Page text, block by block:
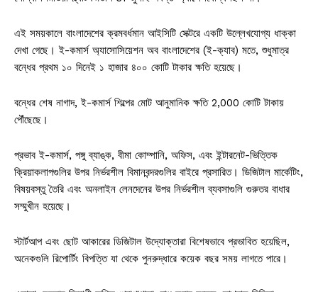
এই সময়কালে বাংলাদেশের ক্রমবর্ধমান আইসিটি সেক্টরে একটি উল্লেখযোগ্য ধাক্কা
দেখা গেছে। ই-কমার্স অ্যাসোসিয়েশন অব বাংলাদেশের (ই-ক্যাব) মতে, শুধুমাত্র
বন্ধের প্রথম ১০ দিনেই ১ হাজার ৪০০ কোটি টাকার ক্ষতি হয়েছে।
বন্ধের শেষ নাগাদ, ই-কমার্স শিল্পের মোট আনুমানিক ক্ষতি 2,000 কোটি টাকায়
পৌঁছেছে।
প্রভাব ই-কমার্স, পঙ্গু ব্যাঙ্ক, বীমা কোম্পানি, অফিস, এবং ইন্টারনেট-ভিত্তিক
ক্রিয়াকলাপগুলির উপর নির্ভরশীল বিমানবন্দরগুলির বাইরে প্রসারিত। ডিজিটাল মার্কেটিং,
বিষয়বস্তু তৈরি এবং অনলাইন লেনদেনের উপর নির্ভরশীল ব্যবসাগুলি গুরুতর বাধার
সম্মুখীন হয়েছে।
স্টার্টআপ এবং ছোট আকারের ডিজিটাল উদ্যোক্তারা বিশেষভাবে প্রভাবিত হয়েছিল,
অনেকগুলি রিপোর্টিং বিপত্তি যা থেকে পুনরুদ্ধারে কয়েক বছর সময় লাগতে পারে।